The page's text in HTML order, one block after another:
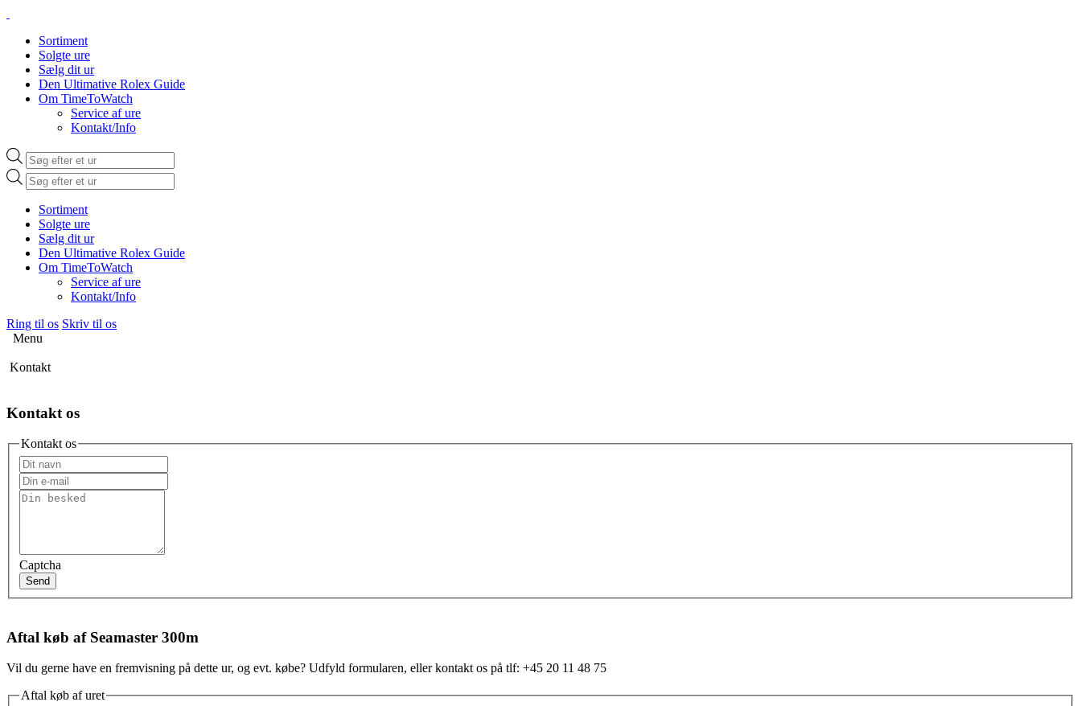
Sortiment
Solgte ure
Sælg dit ur
Den Ultimative Rolex Guide
Om TimeToWatch
Service af ure
Kontakt/Info
Products
search
Products
search
Sortiment
Solgte ure
Sælg dit ur
Den Ultimative Rolex Guide
Om TimeToWatch
Service af ure
Kontakt/Info
Ring til os Skriv til os
Menu
Kontakt
Kontakt os
Kontakt os
Captcha
Send
Aftal køb af Seamaster 300m
Vil du gerne have en fremvisning på dette ur, og evt. købe? Udfyld formularen, eller kontakt os på tlf: +45 20 11 48 75
Aftal køb af uret